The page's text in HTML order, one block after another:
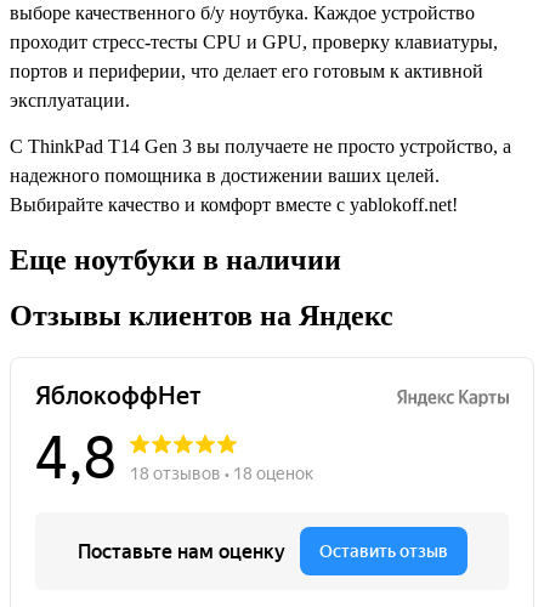
Еще ноутбуки в наличии
Отзывы клиентов на Яндекс